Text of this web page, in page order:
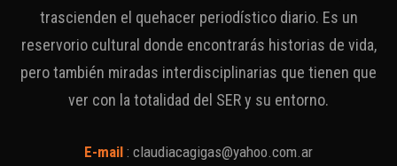
trascienden el quehacer periodístico diario. Es un
reservorio cultural donde encontrarás historias de vida,
pero también miradas interdisciplinarias que tienen que
ver con la totalidad del SER y su entorno.
E-mail : claudiacagigas@yahoo.com.ar